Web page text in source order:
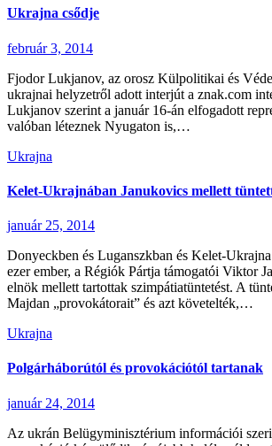
Ukrajna csődje
február 3, 2014
Fjodor Lukjanov, az orosz Külpolitikai és
ukrajnai helyzetről adott interjút a znak.com
Lukjanov szerint a január 16-án elfogadott
valóban léteznek Nyugaton is,…
Ukrajna
Kelet-Ukrajnában Janukovics mellett
január 25, 2014
Donyeckben és Luganszkban és Kelet-
ezer ember, a Régiók Pártja támogatói Viktor
elnök mellett tartottak szimpátiatüntetést. A
Majdan „provokátorait” és azt követelték,…
Ukrajna
Polgárháborútól és provokációtól tartanak
január 24, 2014
Az ukrán Belügyminisztérium információi